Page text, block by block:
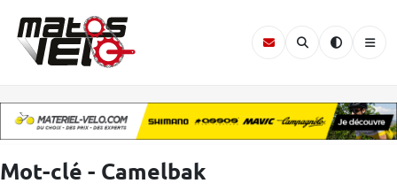
Mot-clé - Camelbak